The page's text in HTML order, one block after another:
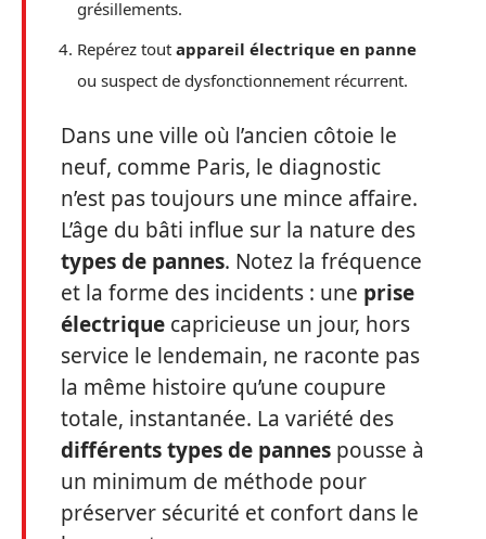
grésillements.
Repérez tout appareil électrique en panne
ou suspect de dysfonctionnement récurrent.
Dans une ville où l’ancien côtoie le
neuf, comme Paris, le diagnostic
n’est pas toujours une mince affaire.
L’âge du bâti influe sur la nature des
types de pannes. Notez la fréquence
et la forme des incidents : une prise
électrique capricieuse un jour, hors
service le lendemain, ne raconte pas
la même histoire qu’une coupure
totale, instantanée. La variété des
différents types de pannes pousse à
un minimum de méthode pour
préserver sécurité et confort dans le